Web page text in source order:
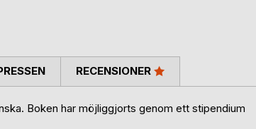
Boken har möjliggjorts genom ett stipendium
RECENSIONER